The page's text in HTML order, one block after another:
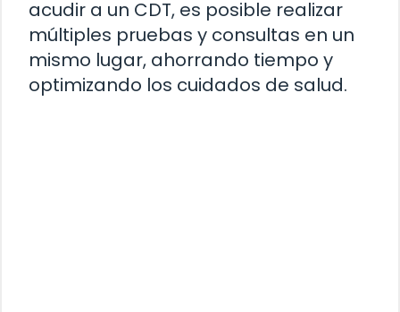
acudir a un CDT, es posible realizar
múltiples pruebas y consultas en un
mismo lugar, ahorrando tiempo y
optimizando los cuidados de salud.